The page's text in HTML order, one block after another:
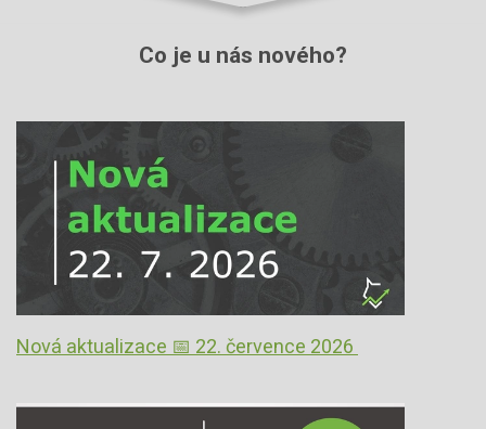
Co je u nás nového?
Nová aktualizace 📅 22. července 2026